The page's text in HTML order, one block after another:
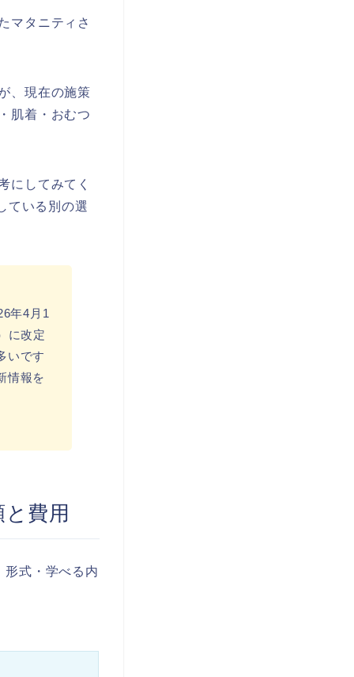
マタニティさ
、現在の施策
肌着・おむつ
にしてみてく
ている別の選
年4月1
に改定
いです
情報を
費用
形式・学べる内